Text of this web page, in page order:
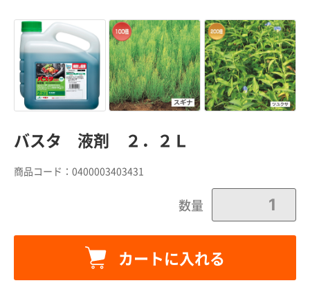
バスタ 液剤 ２．２Ｌ
商品コード： 0400003403431
数量
カートに入れる
カートに追加しました。